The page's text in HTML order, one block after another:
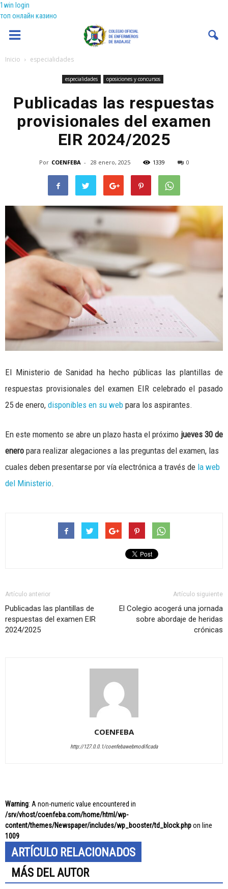
1win login
топ онлайн казино
Coenfeba
Inicio especialidades
especialidades oposiciones y concursos
Publicadas las respuestas
provisionales del examen
EIR 2024/2025
Por COENFEBA - 28 enero, 2025 1339 0
El Ministerio de Sanidad ha hecho públicas las plantillas de
respuestas provisionales del examen EIR celebrado el pasado
25 de enero, disponibles en su web para los aspirantes.
En este momento se abre un plazo hasta el próximo jueves 30 de
enero para realizar alegaciones a las preguntas del examen, las
cuales deben presentarse por vía electrónica a través de la web
del Ministerio.
Artículo anterior
Publicadas las plantillas de
respuestas del examen EIR
2024/2025
Artículo siguiente
El Colegio acogerá una jornada
sobre abordaje de heridas
crónicas
COENFEBA
http://127.0.0.1/coenfebawebmodificada
Warning: A non-numeric value encountered in
/srv/vhost/coenfeba.com/home/html/wp-
content/themes/Newspaper/includes/wp_booster/td_block.phpon line
1009
ARTÍCULO RELACIONADOS
MÁS DEL AUTOR